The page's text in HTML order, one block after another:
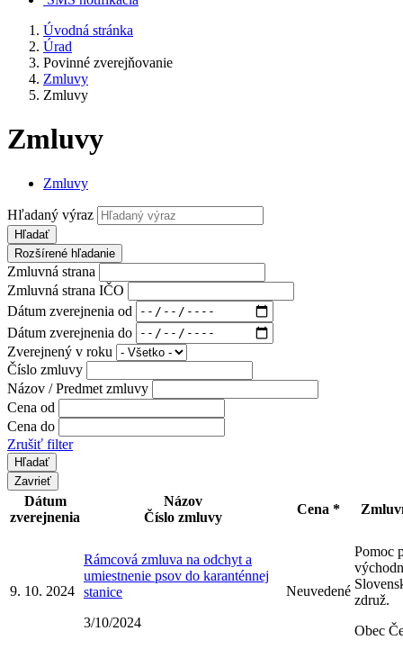
Úvodná stránka
Úrad
Povinné zverejňovanie
Zmluvy
Zmluvy
Zmluvy
Zmluvy
Hľadaný výraz
Hľadať
Rozšírené hľadanie
Zmluvná strana
Zmluvná strana IČO
Dátum zverejnenia od
Dátum zverejnenia do
Zverejnený v roku
Číslo zmluvy
Názov / Predmet zmluvy
Cena od
Cena do
Zrušiť filter
Zavrieť
Dátum
zverejnenia
Názov
Číslo zmluvy
Cena *
9. 10. 2024
Rámcová zmluva na odchyt a
umiestnenie psov do karanténnej
stanice
3/10/2024
Neuvedené
Pomoc
združ.
Obec